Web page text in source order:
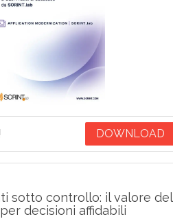
DOWNLOAD
sotto controllo: il valore del
decisioni affidabili